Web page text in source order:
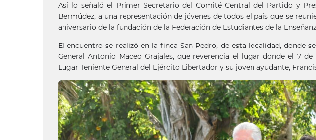
Así lo señaló el Primer Secretario del Comité Central del Partido y
Bermúdez, a una representación de jóvenes de todos el país que se
aniversario de la fundación de la Federación de Estudiantes de la
El encuentro se realizó en la finca San Pedro, de esta localidad, donde
General Antonio Maceo Grajales, que reverencia el lugar donde el 7
Lugar Teniente General del Ejército Libertador y su joven ayudante,